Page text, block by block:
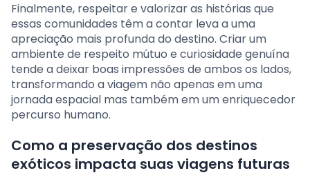
Finalmente, respeitar e valorizar as histórias que
essas comunidades têm a contar leva a uma
apreciação mais profunda do destino. Criar um
ambiente de respeito mútuo e curiosidade genuína
tende a deixar boas impressões de ambos os lados,
transformando a viagem não apenas em uma
jornada espacial mas também em um enriquecedor
percurso humano.
Como a preservação dos destinos
exóticos impacta suas viagens futuras